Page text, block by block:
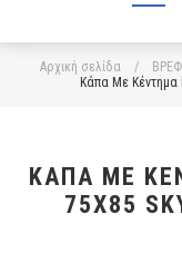
Αρχική σελίδα /
Κάπα Με Κέντημα
ΚΆΠΑ ΜΕ
75X85